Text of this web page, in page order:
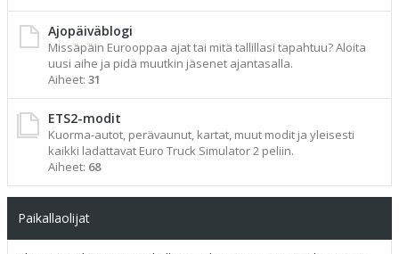
Ajopäiväblogi
Missäpäin Eurooppaa ajat tai mitä tallillasi tapahtuu? Aloita
uusi aihe ja pidä muutkin jäsenet ajantasalla.
Aiheet: 31
ETS2-modit
Kuorma-autot, perävaunut, kartat, muut modit ja yleisesti
kaikki ladattavat Euro Truck Simulator 2 peliin.
Aiheet: 68
Paikallaolijat